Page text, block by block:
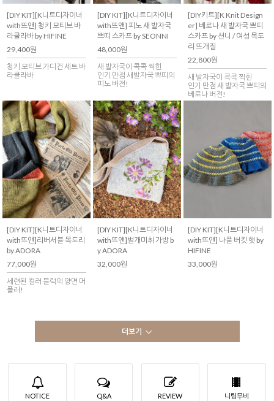
[DIY KIT][K니트디자이너
with뜨앤] 청키 모티브 바
라클라바 by HIFINE
29,400원
청키 모티브 가디건 세트 바
라클라바
[DIY KIT][K니트디자이너
with뜨앤] 피노 새 발자국
쁘띠 스카프 by SEONNI
48,000원
새 발자국이 콕콕 찍힌
인기 만점 새발자국 쁘띠의
피노 버전!
[DIY키트][K Knit Design
er] 베로나 새 발자국 쁘띠
스카프 by 션니 / 여성 목도
리 뜨개질
22,800원
새 발자국이 콕콕 찍힌
인기 만점 새 발자국 쁘띠의
베로나 버전!
[DIY KIT][K니트디자이너
with뜨앤]리버서블 목도리
by ADORA
77,000원
세련된 컬러 블럭의 양면 머
플러!
[DIY KIT][K니트디자이너
with뜨앤]벌개미취 가방 b
y ADORA
32,000원
[DIY KIT][K니트디자이너
with뜨앤] 나풀 버킷 햇 by
HIFINE
33,000원
더보기
NOTICE Q&A REVIEW 니팅무비